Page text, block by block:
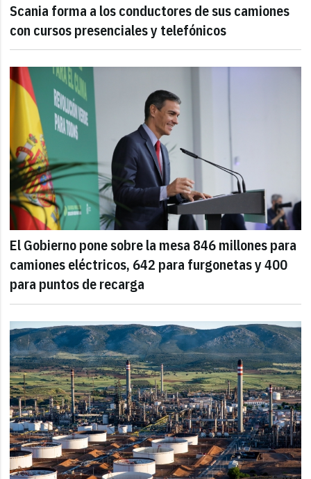
Scania forma a los conductores de sus camiones
con cursos presenciales y telefónicos
El Gobierno pone sobre la mesa 846 millones para
camiones eléctricos, 642 para furgonetas y 400
para puntos de recarga